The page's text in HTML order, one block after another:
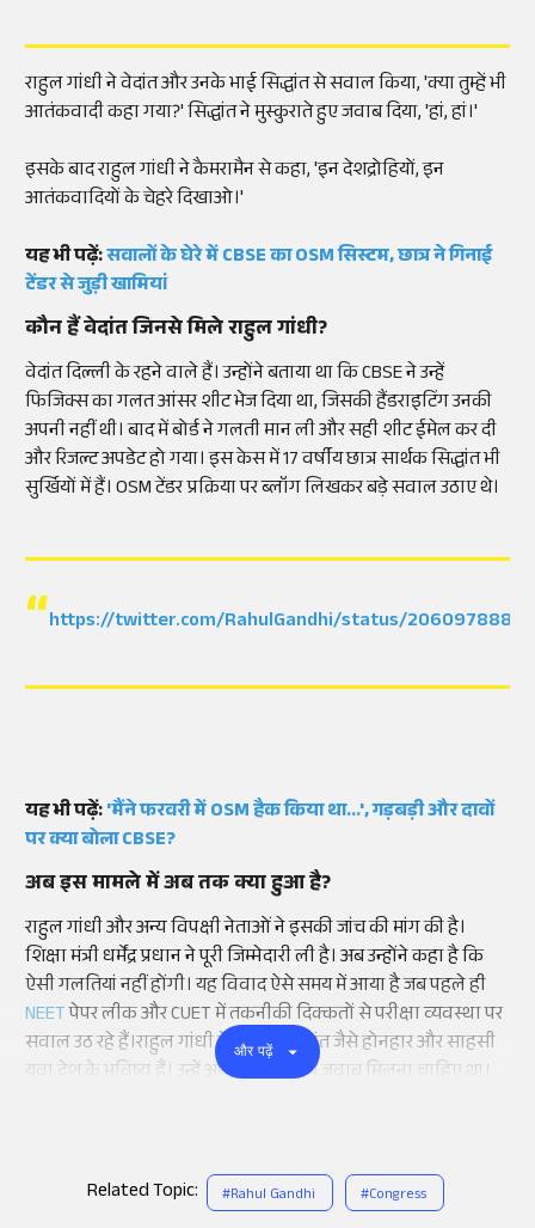
Add as a
राहुल गांधी ने वेदांत और उनके भाई सिद्धांत से सवाल किया, 'क्या तुम्हें भी
आतंकवादी कहा गया?' सिद्धांत ने मुस्कुराते हुए जवाब दिया, 'हां, हां।'
इसके बाद राहुल गांधी ने कैमरामैन से कहा, 'इन देशद्रोहियों, इन
आतंकवादियों के चेहरे दिखाओ।'
यह भी पढ़ें:सवालों के घेरे में CBSE का OSM सिस्टम, छात्र ने गिनाई
टेंडर से जुड़ी खामियां
कौन हैं वेदांत जिनसे मिले राहुल गांधी?
वेदांत दिल्ली के रहने वाले हैं। उन्होंने बताया था कि CBSE ने उन्हें
फिजिक्स का गलत आंसर शीट भेज दिया था, जिसकी हैंडराइटिंग उनकी
अपनी नहीं थी। बाद में बोर्ड ने गलती मान ली और सही शीट ईमेल कर दी
और रिजल्ट अपडेट हो गया। इस केस में 17 वर्षीय छात्र सार्थक सिद्धांत भी
सुर्खियों में हैं। OSM टेंडर प्रक्रिया पर ब्लॉग लिखकर बड़े सवाल उठाए थे।
https://twitter.com/RahulGandhi/status/
यह भी पढ़ें:'मैंने फरवरी में OSM हैक किया था...', गड़बड़ी और दावों
पर क्या बोला CBSE?
अब इस मामले में अब तक क्या हुआ है?
राहुल गांधी और अन्य विपक्षी नेताओं ने इसकी जांच की मांग की है।
शिक्षा मंत्री धर्मेंद्र प्रधान ने पूरी जिम्मेदारी ली है। अब उन्होंने कहा है कि
ऐसी गलतियां नहीं होंगी। यह विवाद ऐसे समय में आया है जब पहले ही
NEETपेपर लीक और CUET में तकनीकी दिक्कतों से परीक्षा व्यवस्था पर
सवाल उठ रहे हैं।राहुल गांधी ने कहा कि वेदांत जैसे होनहार और साहसी
युवा देश के भविष्य हैं। उन्हें अपमान के बजाय जवाब मिलना चाहिए था।
और पढ़ें
Related Topic: #Rahul Gandhi #Congress